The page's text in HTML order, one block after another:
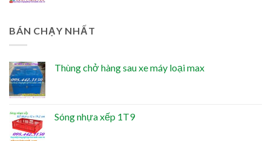
BÁN CHẠY NHẤT
Thùng chở hàng sau xe máy loại max
Sóng nhựa xếp 1T9